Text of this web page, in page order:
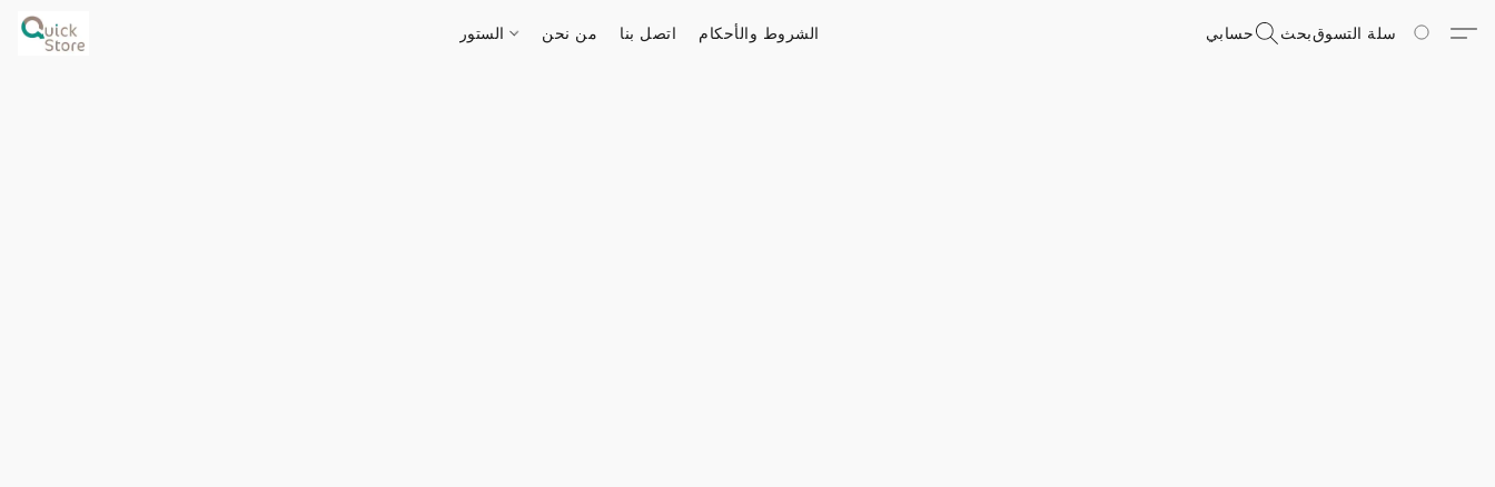
الستور من نحن اتصل بنا الشروط والأحكام حسابي بحثسلة التسوق